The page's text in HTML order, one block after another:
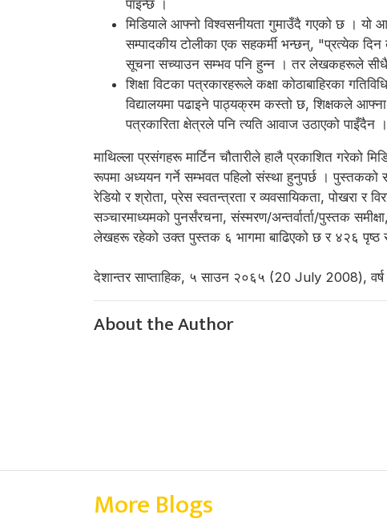
पाइन्छ ।
मिडियाले आफ्नो विश्वसनीयता गुमाउँदै गएको छ । यो
सम्पादकीय टोलीका एक सहकर्मी भन्छन्, "प्रत्येक
सूचना सच्याउन सम्भव पनि हुन्न । तर लेखकहरूले सीधै
शिक्षा विटका पत्रकारहरूले कक्षा कोठाबाहिरका
विद्यालयमा पढाइने पाठ्यक्रम कस्तो छ, शिक्षकले आफ्ना
पत्रकारिता क्षेत्रले पनि त्यति आवाज उठाएको पाइँदैन ।
माथिल्ला प्रसंगहरू मार्टिन चौतारीले हालै प्रकाशित गरेको
रूपमा अध्ययन गर्ने सम्भवत पहिलो संस्था हुनुपर्छ ।
रेडियो र श्रोता, प्रेस स्वतन्त्रता र व्यवसायिकता, पोखरा र
सञ्चारमाध्यमको पुनर्संरचना, संस्मरण/अन्तर्वार्ता/पुस्तक
लेखहरू रहेको उक्त पुस्तक ६ भागमा बाढिएको छ र ४२६
देशान्तर साप्ताहिक, ५ साउन २०६५ (20 July 2008),
About the Author
More Blogs